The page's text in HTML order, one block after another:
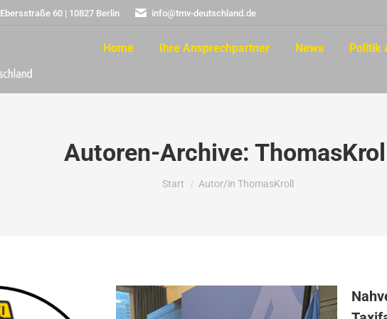
Ebersstraße 60 | 10827 Berlin info@tmv-deutschland.de
Home Ihre Ansprechpartner News Politik
Autoren-Archive: ThomasKroll
Sie befinden sich hier:
Start Autor/in ThomasKroll